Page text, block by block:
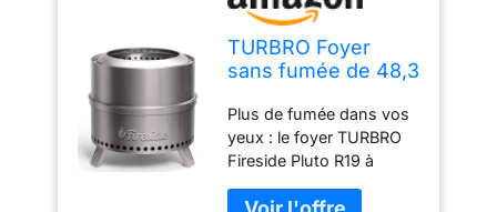
TURBRO Foyer
sans fumée de 48,3
Combustion du Bois
en Plein air,
réchaud de
Camping Portable
Plus de fumée dans vos
yeux : le foyer TURBRO
Fireside Pluto R19 à
plusieurs trous de sortie